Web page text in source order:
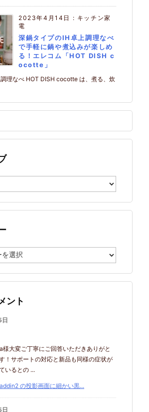
2023年4月14日 : キッチン家
電
深鍋タイプのIH卓上調理なべ
で手軽に鍋や煮込みが楽しめ
る！エレコム「HOT DISH c
ocotte」
調理なべ HOT DISH cocotte は、煮る、炊
ント
日
様大変ご丁寧にご回答いただきありがと
！サポートの対応と新品も同様の症状が
いるとの ...
の投影画面に細かい黒...
日